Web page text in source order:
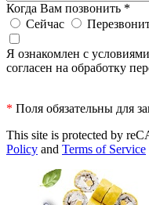
Когда Вам позвонить *
Сейчас
Я ознакомлен с
согласен на обработку
* Поля обязательны для
This site is protected by
Policy and Terms of Service